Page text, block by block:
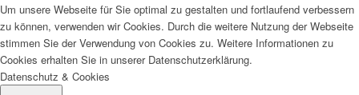
Um unsere Webseite für Sie optimal zu gestalten und fortlaufend verbessern
zu können, verwenden wir Cookies. Durch die weitere Nutzung der Webseite
stimmen Sie der Verwendung von Cookies zu. Weitere Informationen zu
Cookies erhalten Sie in unserer Datenschutzerklärung.
Datenschutz & Cookies